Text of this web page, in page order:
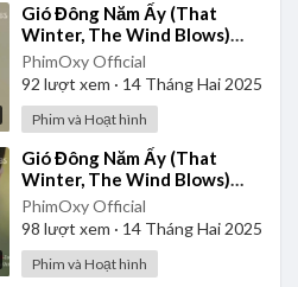
⁣Gió Đông Năm Ấy (That
Winter, The Wind Blows)
2013 - Tập 1 | Lồng Tiếng
PhimOxy Official
92 lượt xem · 14 Tháng Hai 2025
Phim và Hoạt hình
⁣Gió Đông Năm Ấy (That
Winter, The Wind Blows)
2013 - Tập 1 | Vietsub
PhimOxy Official
98 lượt xem · 14 Tháng Hai 2025
Phim và Hoạt hình